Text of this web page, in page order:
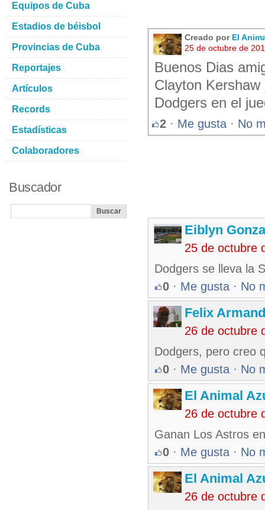
Creado por El
25 de octubre de
Buenos Dias
Clayton
Dodgers en el
2 · Me gusta · No
Eiblyn
25 de octubre
Dodgers se lleva la
0 · Me gusta · No
Felix
26 de octubre
Dodgers, pero creo
0 · Me gusta · No
El Animal
26 de octubre
Ganan Los Astros
0 · Me gusta · No
El Animal
26 de octubre
Equipos de Cuba
Estadios de béisbol
Provincias de Cuba
Reportajes
Artículos
Records
Estadísticas
Colaboradores
Buscador